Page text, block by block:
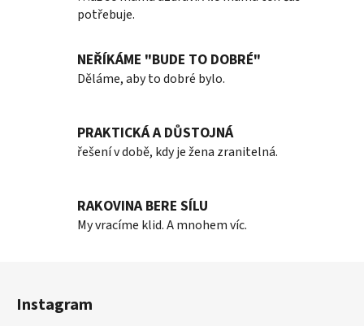
d
í
p
k
y
p
i
potřebuje.
NEŘÍKÁME "BUDE TO DOBRÉ"
Děláme, aby to dobré bylo.
PRAKTICKÁ A DŮSTOJNÁ
řešení v době, kdy je žena zranitelná.
RAKOVINA BERE SÍLU
My vracíme klid. A mnohem víc.
Instagram